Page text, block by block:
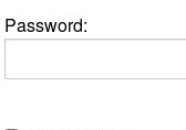
Password: